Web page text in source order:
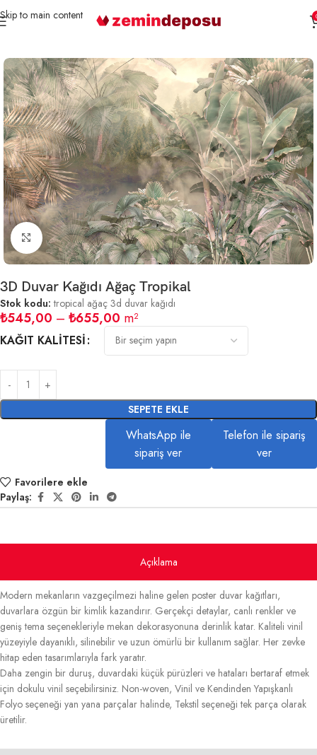
Skip to main content
Büyütmek için tıklayın
3D Duvar Kağıdı Ağaç Tropikal
Stok kodu:tropical ağaç 3d duvar kağıdı
₺545,00 – ₺655,00 m²
KAĞIT KALITESI
SEPETE EKLE
WhatsApp ile
sipariş ver
Telefon ile sipariş
ver
Favorilere ekle
Paylaş:
Açıklama
Modern mekanların vazgeçilmezi haline gelen poster duvar kağıtları,
duvarlara özgün bir kimlik kazandırır. Gerçekçi detaylar, canlı renkler ve
geniş tema seçenekleriyle mekan dekorasyonuna derinlik katar. Kaliteli vinil
yüzeyiyle dayanıklı, silinebilir ve uzun ömürlü bir kullanım sağlar. Her zevke
hitap eden tasarımlarıyla fark yaratır.
Daha zengin bir duruş, duvardaki küçük pürüzleri ve hataları bertaraf etmek
için dokulu vinil seçebilirsiniz. Non-woven, Vinil ve Kendinden Yapışkanlı
Folyo seçeneği yan yana parçalar halinde, Tekstil seçeneği tek parça olarak
üretilir.